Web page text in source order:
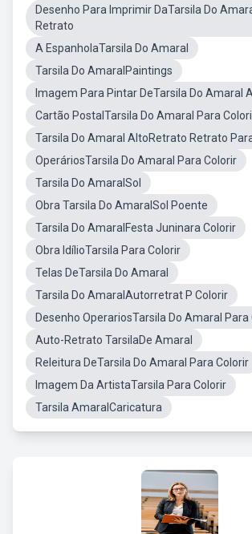
Desenho Para Imprimir DaTarsila Do
Retrato
A EspanholaTarsila Do Amaral
Tarsila Do AmaralPaintings
Imagem Para Pintar DeTarsila Do Amaral
Cartão PostalTarsila Do Amaral Para
Tarsila Do Amaral AltoRetrato Retrato
OperáriosTarsila Do Amaral Para Colorir
Tarsila Do AmaralSol
Obra Tarsila Do AmaralSol Poente
Tarsila Do AmaralFesta Juninara Colorir
Obra IdílioTarsila Para Colorir
Telas DeTarsila Do Amaral
Tarsila Do AmaralAutorretrat P Colorir
Desenho OperariosTarsila Do Amaral Para
Auto-Retrato TarsilaDe Amaral
Releitura DeTarsila Do Amaral Para Colorir
Imagem Da ArtistaTarsila Para Colorir
Tarsila AmaralCaricatura